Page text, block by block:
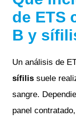
de ETS
B y
Un análisis de
sífilis suele
sangre.
panel